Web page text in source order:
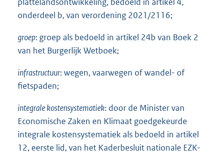
onderdeel b, van verordening 2021/2116;
groep: groep als bedoeld in artikel 24b van Boek 2
van het Burgerlijk Wetboek;
infrastructuur: wegen, vaarwegen of wandel- of
fietspaden;
integrale kostensystematiek: door de Minister van
Economische Zaken en Klimaat goedgekeurde
integrale kostensystematiek als bedoeld in artikel
12, eerste lid, van het Kaderbesluit nationale EZK-